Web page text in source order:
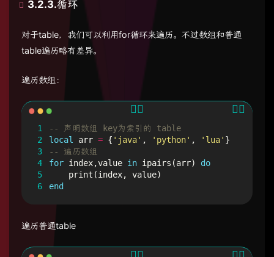
3.2.3.循环
对于table，我们可以利用for循环来遍历。不过数组和普通
table遍历略有差异。
遍历数组：
1
2
3
4
5
6
-- 声明数组 key为索引的 table
local
arr = { 'java' , 'python' , 'lua' }
-- 遍历数组
for index,value in ipairs (arr)
do
print (index, value)
end
遍历普通table